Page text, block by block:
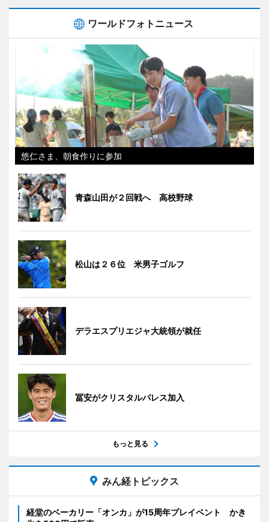
ワールドフォトニュース
悠仁さま、朝食作りに参加
青森山田が２回戦へ 高校野球
松山は２６位 米男子ゴルフ
デラエスプリエジャ大統領が就任
冨安がクリスタルパレス加入
もっと見る
みん経トピックス
経堂のベーカリー「オンカ」が15周年プレイベント かき